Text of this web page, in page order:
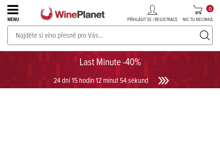
Last Minute -40%
24 dní 15 hodin 12 minut 54 sekund
MENU PŘIHLÁSIT SE / REGISTRACE NIC TU NECINKÁ
0
PROSECCO v akci až do -30%!UKÁZAT PROSECCO